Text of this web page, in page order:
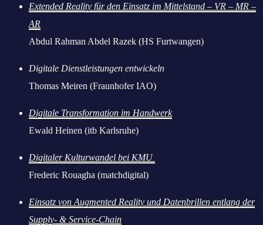
Extended Reality für den Einsatz im Mittelstand – VR – MR –
AR
Abdul Rahman Abdel Razek (HS Furtwangen)
Digitale Dienstleistungen entwickeln
Thomas Meiren (Fraunhofer IAO)
Digitale Transformation im Handwerk
Ewald Heinen (itb Karlsruhe)
Digitaler Kulturwandel bei KMU
Frederic Rouagha (matchdigital)
Einsatz von Augmented Reality und Datenbrillen entlang der
Supply- & Service-Chain